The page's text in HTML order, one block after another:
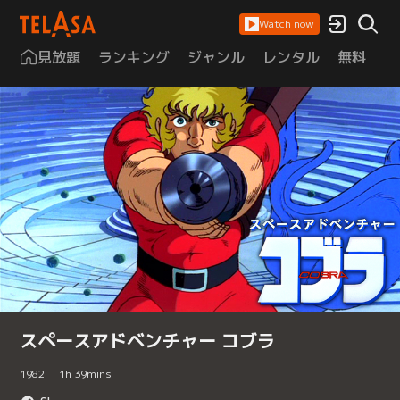
Watch now
見放題 ランキング ジャンル レンタル 無料
スペースアドベンチャー コブラ
1982 1h 39mins